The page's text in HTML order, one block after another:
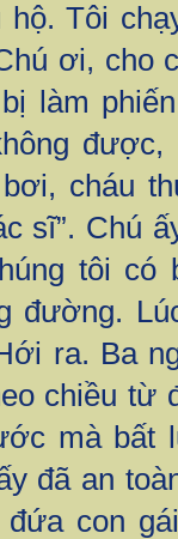
Tôi
ơi, cho
làm
được,
cháu
sĩ”. Chú
tôi có
đường.
ra. Ba
chiều từ
mà bất
đã an
con